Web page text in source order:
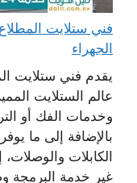
الجهراء
يقدم فني ستلايت
عالم الستلايت
وخدمات الفك أو
بالإضافة إلى ما
الكابلات
غير خدمة البرمجة